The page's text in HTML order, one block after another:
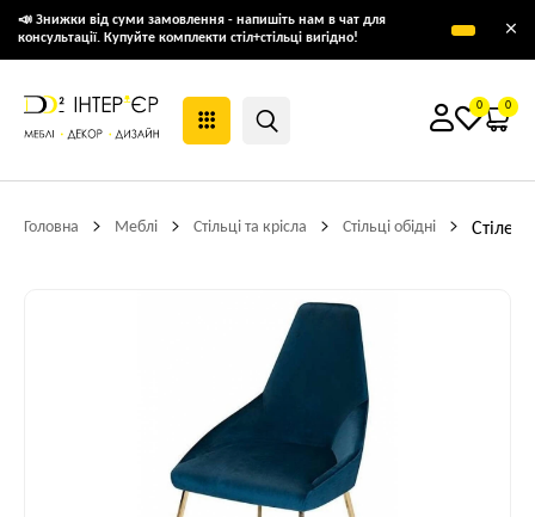
📣 Знижки від суми замовлення - напишіть нам в чат для
консультації. Купуйте комплекти стіл+стільці вигідно!
×
0 0
Головна Меблі Стільці та крісла Стільці обідні